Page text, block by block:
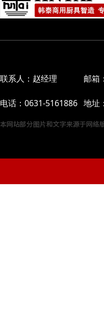
联系人：赵经理 邮箱：
电话：0631-5161886 地址